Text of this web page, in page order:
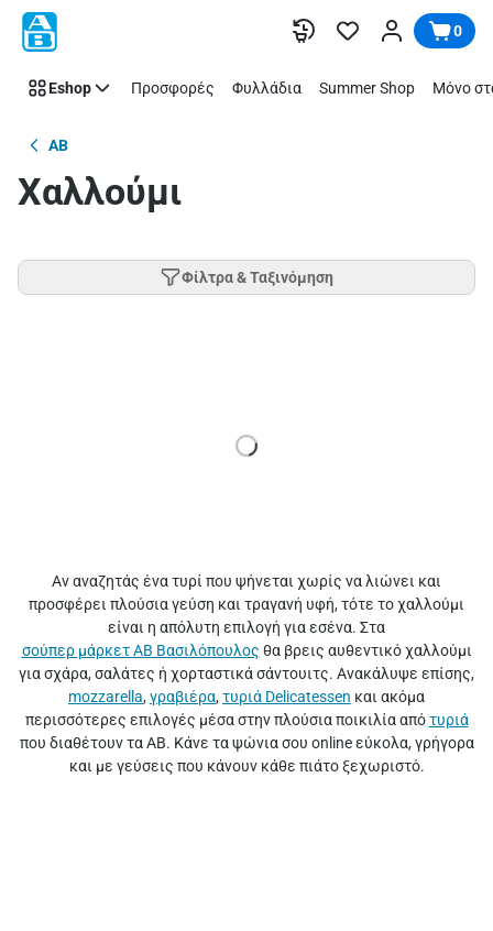
Παράλειψη 0
Eshop Προσφορές Φυλλάδια Summer Shop Μόνο
AB
Χαλλούμι
Φίλτρα & Ταξινόμηση
Αν αναζητάς ένα τυρί που ψήνεται χωρίς να λιώνει και
προσφέρει πλούσια γεύση και τραγανή υφή, τότε το χαλλούμι
είναι η απόλυτη επιλογή για εσένα. Στα
σούπερ μάρκετ ΑΒ Βασιλόπουλος θα βρεις αυθεντικό χαλλούμι
για σχάρα, σαλάτες ή χορταστικά σάντουιτς. Ανακάλυψε επίσης,
mozzarella,γραβιέρα,τυριά Delicatessen και ακόμα
περισσότερες επιλογές μέσα στην πλούσια ποικιλία απότυριά
που διαθέτουν τα ΑΒ. Κάνε τα ψώνια σου online εύκολα, γρήγορα
και με γεύσεις που κάνουν κάθε πιάτο ξεχωριστό.